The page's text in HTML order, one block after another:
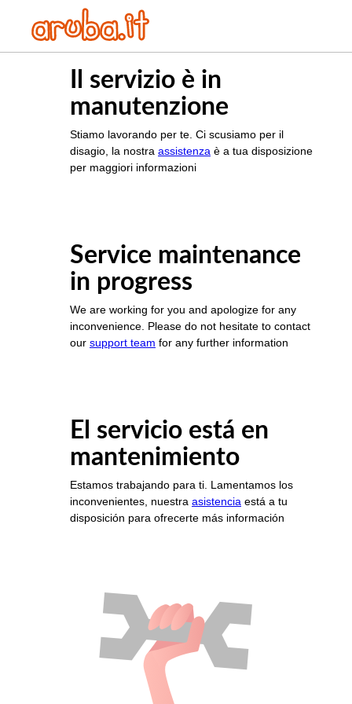
Il servizio è in
manutenzione
Stiamo lavorando per te. Ci scusiamo per il
disagio, la nostra assistenza è a tua disposizione
per maggiori informazioni
Service maintenance
in progress
We are working for you and apologize for any
inconvenience. Please do not hesitate to contact
our support team for any further information
El servicio está en
mantenimiento
Estamos trabajando para ti. Lamentamos los
inconvenientes, nuestra asistencia está a tu
disposición para ofrecerte más información